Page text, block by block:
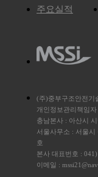
주요실적
(주)중부구조안전기
개인정보관리책임자
충남본사 : 아산시
서울사무소 : 서울시
호
본사 대표번호 :
이메일 :